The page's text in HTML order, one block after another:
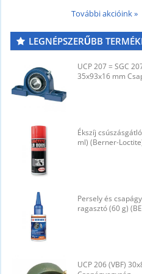
További akcióink »
LEGNÉPSZERŰBB
UCP 207 = SGC
35x93x16 mm
Ékszíj
ml) (Berner-
Persely és
ragasztó (60 g)
UCP 206 (VBF)